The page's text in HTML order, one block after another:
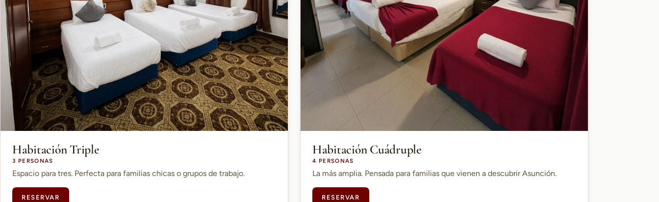
Habitación Triple
3 PERSONAS
Espacio para tres. Perfecta para familias chicas o grupos de trabajo.
RESERVAR
Habitación Cuádruple
4 PERSONAS
La más amplia. Pensada para familias que vienen a descubrir Asunción.
RESERVAR